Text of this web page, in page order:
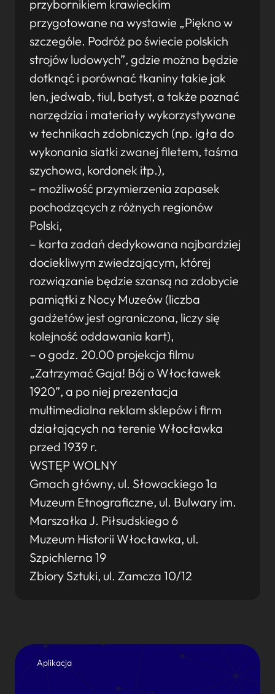
przybornikiem krawieckim
przygotowane na wystawie „Piękno w
szczególe. Podróż po świecie polskich
strojów ludowych”, gdzie można będzie
dotknąć i porównać tkaniny takie jak
len, jedwab, tiul, batyst, a także poznać
narzędzia i materiały wykorzystywane
w technikach zdobniczych (np. igła do
wykonania siatki zwanej filetem, taśma
szychowa, kordonek itp.),
– możliwość przymierzenia zapasek
pochodzących z różnych regionów
Polski,
– karta zadań dedykowana najbardziej
dociekliwym zwiedzającym, której
rozwiązanie będzie szansą na zdobycie
pamiątki z Nocy Muzeów (liczba
gadżetów jest ograniczona, liczy się
kolejność oddawania kart),
– o godz. 20.00 projekcja filmu
„Zatrzymać Gaja! Bój o Włocławek
1920”, a po niej prezentacja
multimedialna reklam sklepów i firm
działających na terenie Włocławka
przed 1939 r.
WSTĘP WOLNY
Gmach główny, ul. Słowackiego 1a
Muzeum Etnograficzne, ul. Bulwary im.
Marszałka J. Piłsudskiego 6
Muzeum Historii Włocławka, ul.
Szpichlerna 19
Zbiory Sztuki, ul. Zamcza 10/12
Aplikacja